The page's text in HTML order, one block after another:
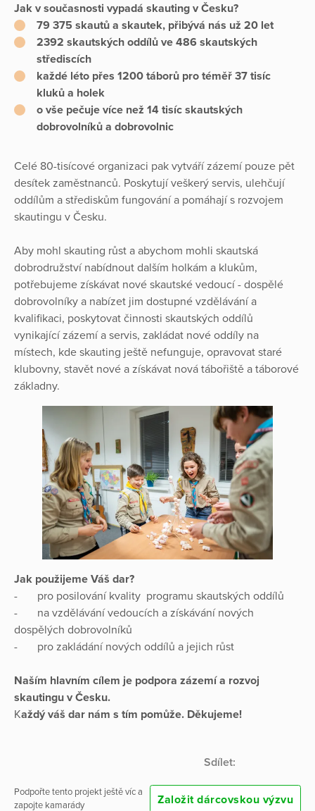
Jak v současnosti vypadá skauting v Česku?
79 375 skautů a skautek, přibývá nás už 20 let
2392 skautských oddílů ve 486 skautských
střediscích
každé léto přes 1200 táborů pro téměř 37 tisíc
kluků a holek
o vše pečuje více než 14 tisíc skautských
dobrovolníků a dobrovolnic
Celé 80-tisícové organizaci pak vytváří zázemí pouze pět
desítek zaměstnanců. Poskytují veškerý servis, ulehčují
oddílům a střediskům fungování a pomáhají s rozvojem
skautingu v Česku.
Aby mohl skauting růst a abychom mohli skautská
dobrodružství nabídnout dalším holkám a klukům,
potřebujeme získávat nové skautské vedoucí - dospělé
dobrovolníky a nabízet jim dostupné vzdělávání a
kvalifikaci, poskytovat činnosti skautských oddílů
vynikající zázemí a servis, zakládat nové oddíly na
místech, kde skauting ještě nefunguje, opravovat staré
klubovny, stavět nové a získávat nová tábořiště a táborové
základny.
Jak použijeme Váš dar?
- pro posilování kvality programu skautských oddílů
- na vzdělávání vedoucích a získávání nových
dospělých dobrovolníků
- pro zakládání nových oddílů a jejich růst
Naším hlavním cílem je podpora zázemí a rozvoj
skautingu v Česku.
Každý váš dar nám s tím pomůže. Děkujeme!
Sdílet:
Podpořte tento projekt ještě víc a
zapojte kamarády
Založit dárcovskou výzvu